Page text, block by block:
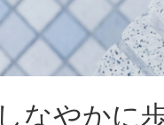
しなやかに